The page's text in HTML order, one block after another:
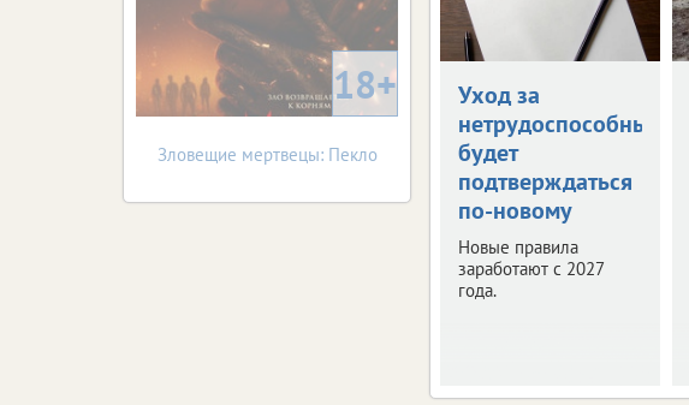
Уход за
нетрудоспособными
будет
подтверждаться
по-новому
Новые правила
заработают с 2027
года.
18+
Зловещие мертвецы: Пекло